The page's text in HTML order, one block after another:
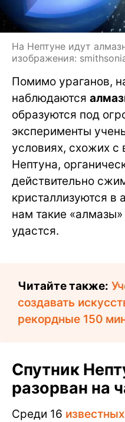
На Нептуне идут
изображения:
Помимо ураганов,
наблюдаются
образуются под
эксперименты
условиях, схожих с
Нептуна,
действительно
кристаллизуются в
нам такие
удастся.
Читайте также:
создавать
рекордные 150
Спутник
разорван на
Среди 16 известных